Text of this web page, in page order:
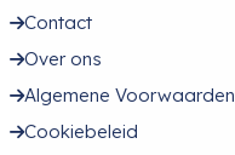
Contact
Over ons
Algemene Voorwaarden
Cookiebeleid